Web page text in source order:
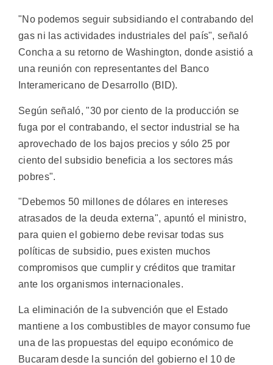
"No podemos seguir subsidiando el contrabando del
gas ni las actividades industriales del país", señaló
Concha a su retorno de Washington, donde asistió a
una reunión con representantes del Banco
Interamericano de Desarrollo (BID).
Según señaló, "30 por ciento de la producción se
fuga por el contrabando, el sector industrial se ha
aprovechado de los bajos precios y sólo 25 por
ciento del subsidio beneficia a los sectores más
pobres".
"Debemos 50 millones de dólares en intereses
atrasados de la deuda externa", apuntó el ministro,
para quien el gobierno debe revisar todas sus
políticas de subsidio, pues existen muchos
compromisos que cumplir y créditos que tramitar
ante los organismos internacionales.
La eliminación de la subvención que el Estado
mantiene a los combustibles de mayor consumo fue
una de las propuestas del equipo económico de
Bucaram desde la sunción del gobierno el 10 de